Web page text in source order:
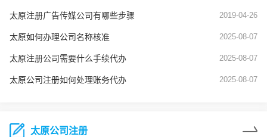
太原注册广告传媒公司有哪些步骤 2019-04-26
太原如何办理公司名称核准 2025-08-07
太原注册公司需要什么手续代办 2025-08-07
太原公司注册如何处理账务代办 2025-08-07
太原公司注册